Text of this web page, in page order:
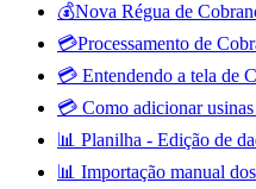
💰Nova Régua de
💳Processamento de
💳 Entendendo a tela de
💳 Como adicionar
📊 Planilha - Edição de
📊 Importação manual